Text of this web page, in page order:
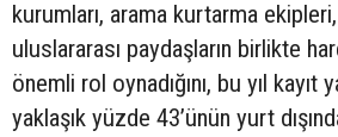
kurumları, arama kurtarma
uluslararası paydaşların birlikte
önemli rol oynadığını, bu yıl kayıt
yaklaşık yüzde 43’ünün yurt